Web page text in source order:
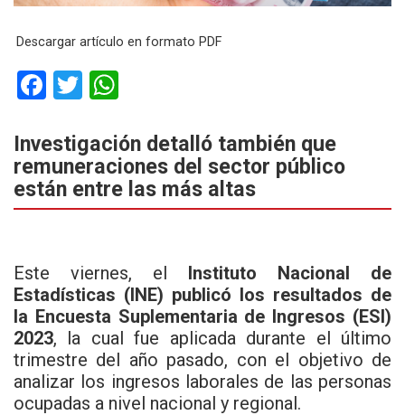
Descargar artículo en formato PDF
F
ce
b
o
T
tt
er
at
s
A
Investigación detalló también que
remuneraciones del sector público
están entre las más altas
Este viernes, el Instituto Nacional de
Estadísticas (INE) publicó los resultados de
la Encuesta Suplementaria de Ingresos (ESI)
2023, la cual fue aplicada durante el último
trimestre del año pasado, con el objetivo de
analizar los ingresos laborales de las personas
ocupadas a nivel nacional y regional.